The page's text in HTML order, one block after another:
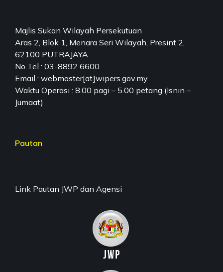
Majlis Sukan Wilayah Persekutuan
Aras 2, Blok 1, Menara Seri Wilayah, Presint 2,
62100 PUTRAJAYA
No Tel : 03-8892 6600
Email : webmaster[at]wipers.gov.my
Waktu Operasi : 8.00 pagi – 5.00 petang (Isnin –
Jumaat)
Pautan
Link Pautan JWP dan Agensi